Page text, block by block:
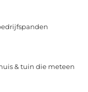
& tuin die meteen